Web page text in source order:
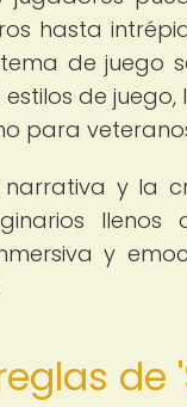
hasta
de
de
para
y la
y
de